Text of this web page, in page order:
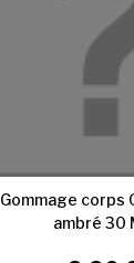
Gommage corps
ambré 30